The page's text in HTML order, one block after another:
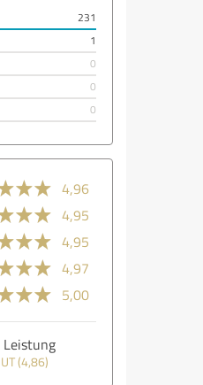
231
1
0
0
0
4,96
4,95
4,95
4,97
5,00
(4,86)